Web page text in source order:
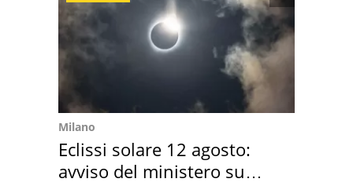
Milano
Eclissi solare 12 agosto:
avviso del ministero su